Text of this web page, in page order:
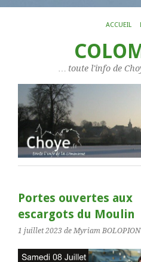
ACCUEIL
… toute l'info de
Portes ouvertes aux
escargots du Moulin
1 juillet 2023 de Myriam BOLOPION